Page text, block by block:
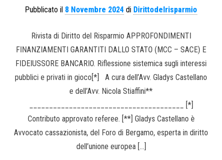
Pubblicato il 8 Novembre 2024 di Dirittodelrisparmio
Rivista di Diritto del Risparmio APPROFONDIMENTI
FINANZIAMENTI GARANTITI DALLO STATO (MCC – SACE) E
FIDEIUSSORE BANCARIO. Riflessione sistemica sugli interessi
pubblici e privati in gioco[*] A cura dell’Avv. Gladys Castellano
e dell’Avv. Nicola Stiaffini**
_______________________________________ [*]
Contributo approvato referee. [**] Gladys Castellano è
Avvocato cassazionista, del Foro di Bergamo, esperta in diritto
dell’unione europea […]